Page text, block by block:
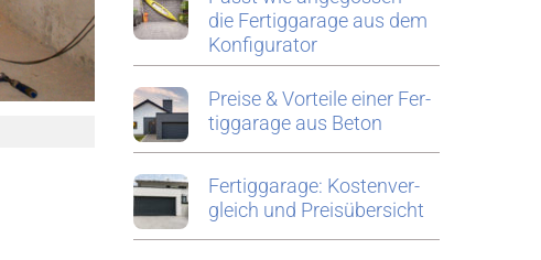
die Fer­tig­ga­ra­ge aus dem
Kon­fi­gu­ra­tor
Prei­se & Vor­tei­le einer Fer­
tig­ga­ra­ge aus Beton
Fer­tig­ga­ra­ge: Kos­ten­ver­
gleich und Preis­über­sicht